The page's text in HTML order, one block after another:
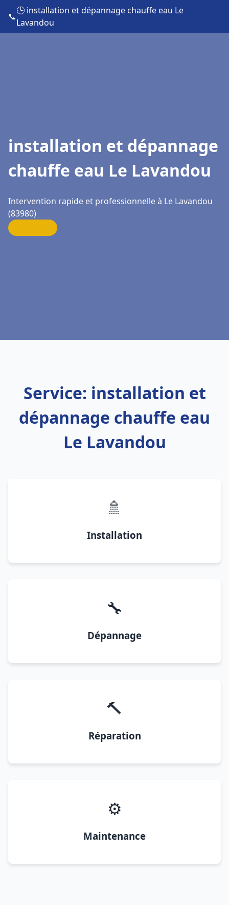
📞
🕒 installation et dépannage chauffe eau Le
Lavandou
installation et dépannage
chauffe eau Le Lavandou
Intervention rapide et professionnelle à Le Lavandou
(83980)
Service: installation et
dépannage chauffe eau
Le Lavandou
🚿
Installation
🔧
Dépannage
🔨
Réparation
⚙️
Maintenance